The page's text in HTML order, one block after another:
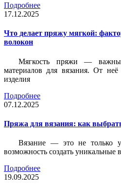
Подробнее
17.12.2025
Что делает пряжу мягкой:
волокон
Мягкость пряжи —
материалов для вязания. От неё
изделия
Подробнее
07.12.2025
Пряжа для вязания: как
Вязание — это не только
возможность создать
Подробнее
19.09.2025